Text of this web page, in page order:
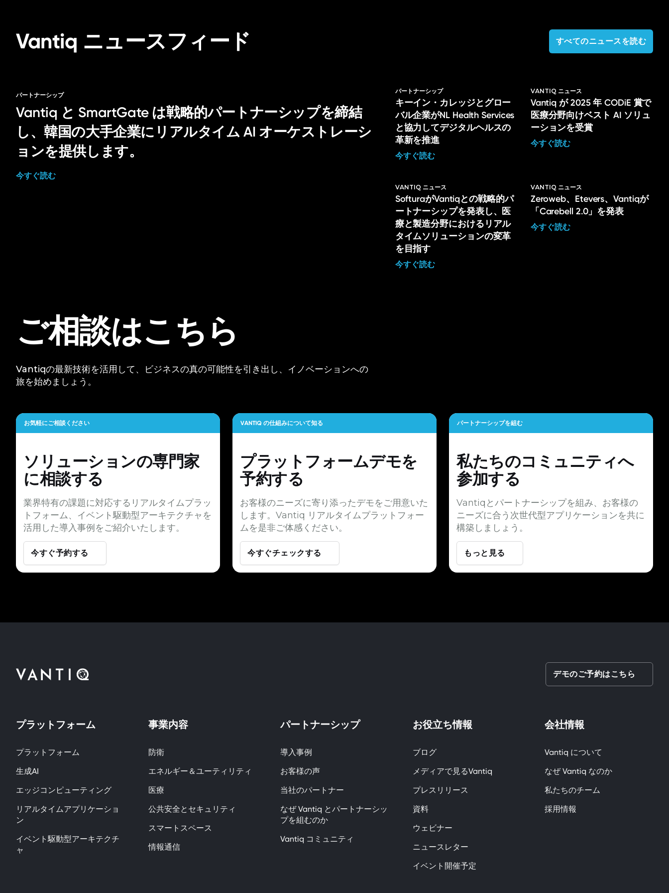
Vantiq ニュースフィード すべてのニュースを読む
パートナーシップ
Vantiq と SmartGate は戦略的パートナーシップを締結
し、韓国の大手企業にリアルタイム AI オーケストレーシ
ョンを提供します。
今すぐ読む
パートナーシップ
キーイン・カレッジとグロー
バル企業がNL Health Services
と協力してデジタルヘルスの
革新を推進
今すぐ読む
VANTIQ ニュース
Vantiq が 2025 年 CODiE 賞で
医療分野向けベスト AI ソリュ
ーションを受賞
今すぐ読む
VANTIQ ニュース
SofturaがVantiqとの戦略的パ
ートナーシップを発表し、医
療と製造分野におけるリアル
タイムソリューションの変革
を目指す
今すぐ読む
VANTIQ ニュース
Zeroweb、Etevers、Vantiqが
「Carebell 2.0」を発表
今すぐ読む
ご相談はこちら
Vantiqの最新技術を活用して、ビジネスの真の可能性を引き出し、イノベーションへの
旅を始めましょう。
お気軽にご相談ください
ソリューションの専門家
に相談する
業界特有の課題に対応するリアルタイムプラッ
トフォーム、イベント駆動型アーキテクチャを
活用した導入事例をご紹介いたします。
今すぐ予約する
VANTIQ の仕組みについて知る
プラットフォームデモを
予約する
お客様のニーズに寄り添ったデモをご用意いた
します。Vantiq リアルタイムプラットフォー
ムを是非ご体感ください。
今すぐチェックする
パートナーシップを組む
私たちのコミュニティへ
参加する
Vantiqとパートナーシップを組み、お客様の
ニーズに合う次世代型アプリケーションを共に
構築しましょう。
もっと見る
デモのご予約はこちら
プラットフォーム
プラットフォーム
生成AI
エッジコンピューティング
リアルタイムアプリケーショ
ン
イベント駆動型アーキテクチ
ャ
事業内容
防衛
エネルギー＆ユーティリティ
医療
公共安全とセキュリティ
スマートスペース
情報通信
パートナーシップ
導入事例
お客様の声
当社のパートナー
なぜ Vantiq とパートナーシッ
プを組むのか
Vantiq コミュニティ
お役立ち情報
ブログ
メディアで見るVantiq
プレスリリース
資料
ウェビナー
ニュースレター
イベント開催予定
会社情報
Vantiq について
なぜ Vantiq なのか
私たちのチーム
採用情報